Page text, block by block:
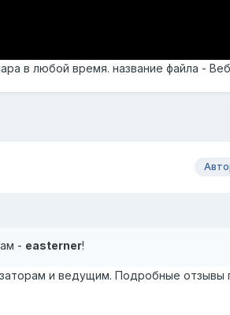
в любой время. название файла -
- easterner!
и ведущим. Подробные отзывы